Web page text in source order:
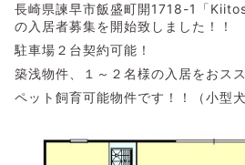
長崎県諫早市飯盛町開1718-1「
の入居者募集を開始致しました！！
駐車場２台契約可能！
築浅物件、１～２名様の入居をおス
ペット飼育可能物件です！！（小型犬